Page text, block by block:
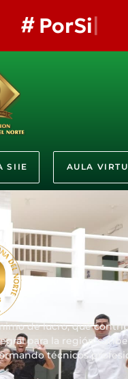
PorSiem
SIIE AULA
de lucro, que
para la región caribe
técnicos